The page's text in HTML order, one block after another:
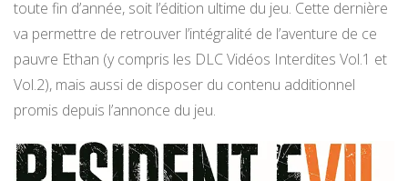
toute fin d’année, soit l’édition ultime du jeu. Cette dernière
va permettre de retrouver l’intégralité de l’aventure de ce
pauvre Ethan (y compris les DLC Vidéos Interdites Vol.1 et
Vol.2), mais aussi de disposer du contenu additionnel
promis depuis l’annonce du jeu.